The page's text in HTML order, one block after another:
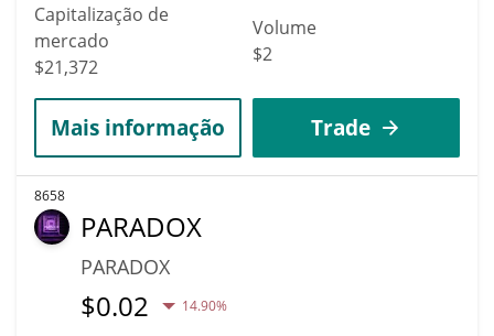
Capitalização de
mercado
$21,372
Volume
$2
Mais informação Trade
8658
PARADOX
PARADOX
$0.02 14.90%